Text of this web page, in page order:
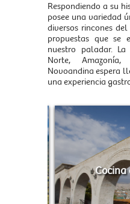
Respondiendo a su
posee una variedad
diversos rincones
propuestas que se
nuestro paladar.
Norte,
Novoandina espera
una experiencia
Cocina